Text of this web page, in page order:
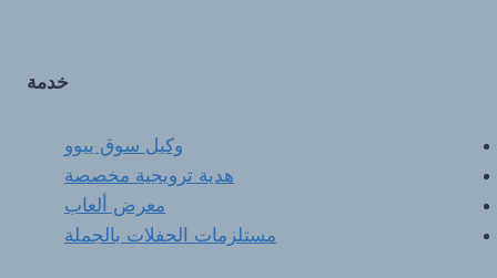
خدمة
وكيل سوق ييوو
هدية ترويجية مخصصة
معرض ألعاب
مستلزمات الحفلات بالجملة